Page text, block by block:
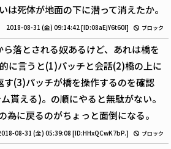
は死体が地面の下に潜って消えたか。
2018-08-31 (金) 09:14:42[ID:08aEjY6t60I] ブロック
落とされる奴あるけど、あれは橋を
に言うと(1)パッチと会話(2)橋の上に
す(3)パッチが橋を操作するのを確認
貰える)。の順にやると無駄がない。
為に戻るのがちょっと面倒になる。
08-31 (金) 05:39:08 [ID:HHxQCwK7bP.] ブロック